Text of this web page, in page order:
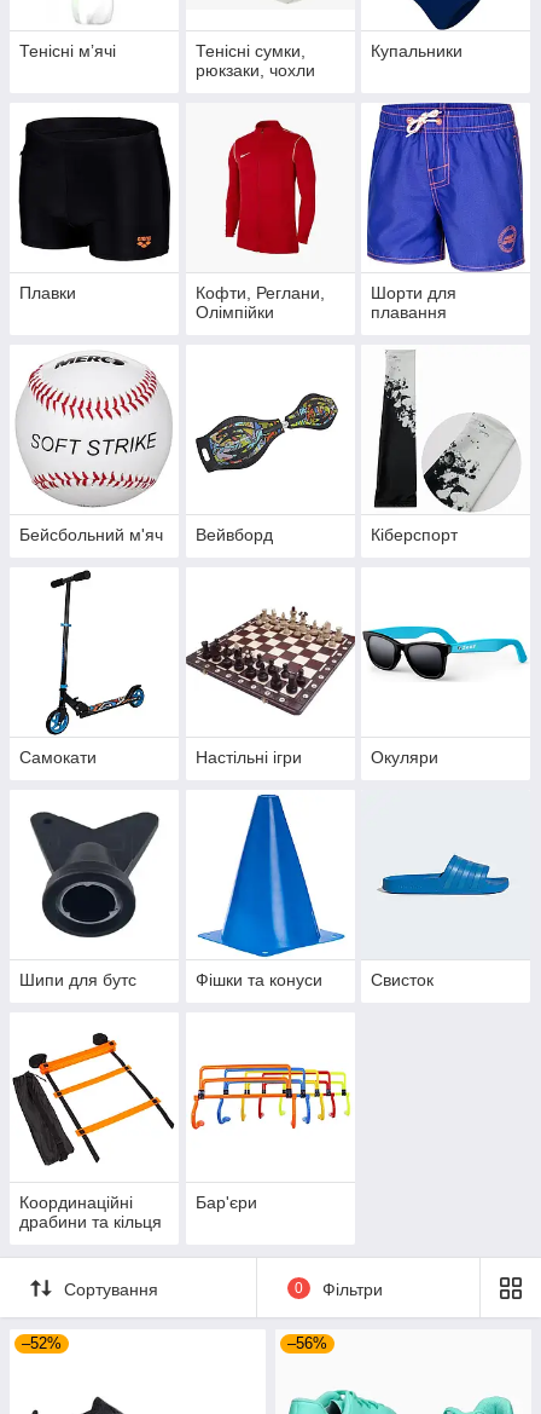
Тенісні мʼячі
Тенісні сумки,
рюкзаки, чохли
Купальники
Плавки
Кофти, Реглани,
Олімпійки
Шорти для
плавання
Бейсбольний м'яч Вейвборд Кіберспорт
Самокати Настільні ігри Окуляри
Шипи для бутс Фішки та конуси Свисток
Координаційні
драбини та кільця
Бар'єри
Сортування 0 Фільтри
–52% –56%